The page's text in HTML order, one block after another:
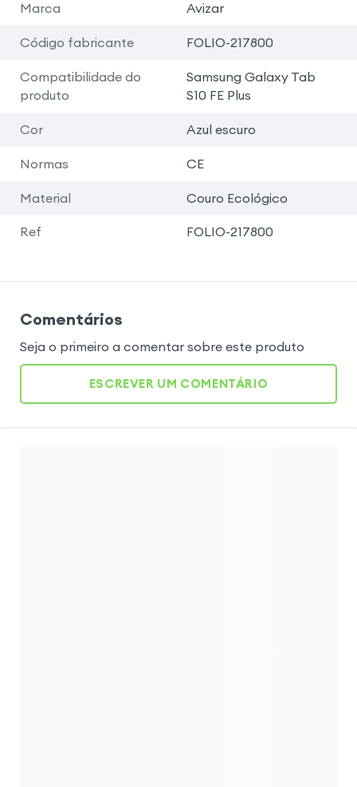
Marca Avizar
Código fabricante FOLIO-217800
Compatibilidade do
produto
Samsung Galaxy Tab
S10 FE Plus
Cor Azul escuro
Normas CE
Material Couro Ecológico
Ref FOLIO-217800
Comentários
Seja o primeiro a comentar sobre este produto
ESCREVER UM COMENTÁRIO